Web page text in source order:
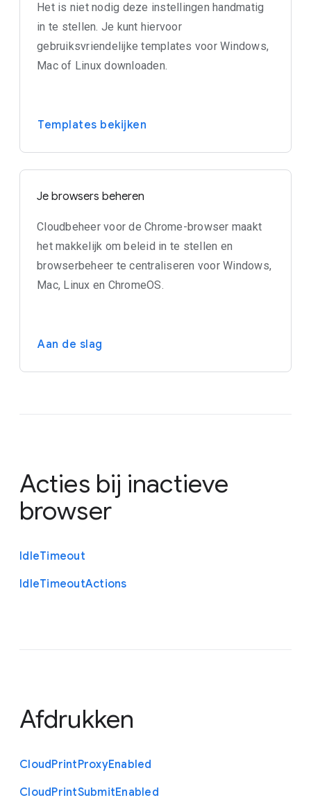
Het is niet nodig deze instellingen handmatig
in te stellen. Je kunt hiervoor
gebruiksvriendelijke templates voor Windows,
Mac of Linux downloaden.
Templates bekijken
Je browsers beheren
Cloudbeheer voor de Chrome-browser maakt
het makkelijk om beleid in te stellen en
browserbeheer te centraliseren voor Windows,
Mac, Linux en ChromeOS.
Aan de slag
Acties bij inactieve
browser
IdleTimeout
IdleTimeoutActions
Afdrukken
CloudPrintProxyEnabled
CloudPrintSubmitEnabled